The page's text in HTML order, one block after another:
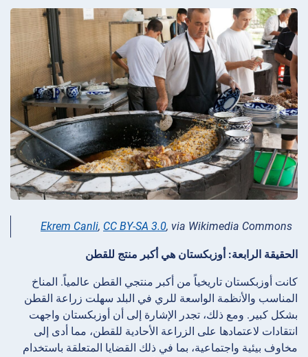
Ekrem Canli, CC BY-SA 3.0, via Wikimedia Commons
الحقيقة الرابعة: أوزبكستان هي أكبر منتج للقطن
كانت أوزبكستان تاريخياً من أكبر منتجي القطن عالمياً. المناخ
المناسب والأنظمة الواسعة للري في البلد سهلت زراعة القطن
بشكل كبير. ومع ذلك، تجدر الإشارة إلى أن أوزبكستان واجهت
انتقادات لاعتمادها على الزراعة الأحادية للقطن، مما أدى إلى
مخاوف بيئية واجتماعية، بما في ذلك القضايا المتعلقة باستخدام